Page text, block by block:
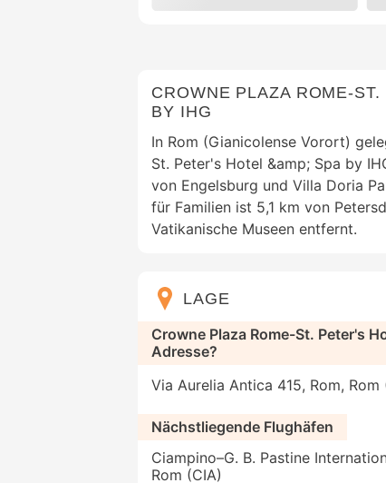
CROWNE PLAZA ROME-
BY IHG
In Rom (Gianicolense Vorort)
St. Peter's Hotel &amp; Spa by
von Engelsburg und Villa Doria
für Familien ist 5,1 km von
Vatikanische Museen entfernt.
LAGE
Crowne Plaza Rome-St. Peter's
Adresse?
Via Aurelia Antica 415, Rom,
Nächstliegende Flughäfen
Ciampino–G. B. Pastine
Rom (CIA)